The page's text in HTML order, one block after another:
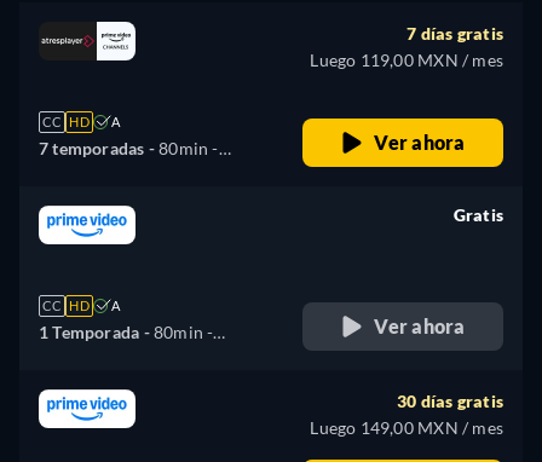
CC HD A
7 temporadas -80min -
7 días gratis
Luego 119,00 MXN / mes
Ver ahora
CC HD A
1 Temporada -80min -
Gratis
Ver ahora
30 días gratis
Luego 149,00 MXN / mes